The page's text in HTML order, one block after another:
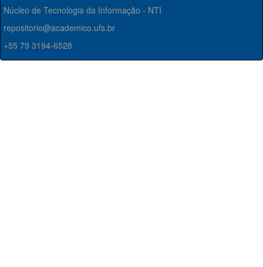
Núcleo de Tecnologia da Informação - NTI
repositorio@academico.ufs.br
+55 79 3194-6528